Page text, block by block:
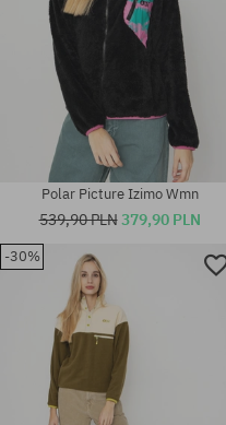
Dostępne rozmiary:
Polar Picture Izimo Wmn
539,90 PLN379,90 PLN
-30%